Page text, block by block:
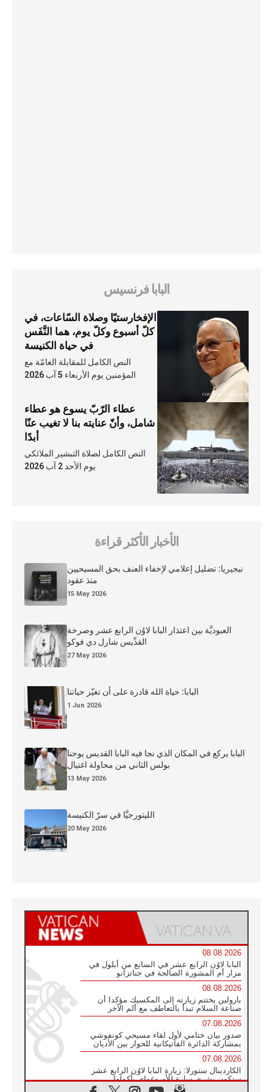
البابا فرنسيس
الإفخارستيّا وصلاة السّاعات، في
كلّ أسبوع وكلّ يوم، هما النَّفَس
في حياة الكنيسة
النص الكامل للمقابلة العامّة مع
المؤمنين يوم الأربعاء 5 آب 2026
عطاء الرّبّ يسوع هو عطاء
شامل، وأنّ عنايته بنا لا تغيب عنّا
أبدًا
النص الكامل لصلاة التبشير الملائكي
يوم الأحد 2 آب 2026
الأخبار الأكثر قراءة
نيجيريا: تضليل إعلامي لإخفاء العنف بحق المسيحيين
منذ عقود
15 May 2026
العبوديَّة بين اعتذار البابا لاوُن الرابع عشر وصرخة
القدِّيس شارل دي فوكو
27 May 2026
البابا: حياة الله قادرة على أن تغيّر حياتنا
1 Jun 2026
البابا يركع في المكان الذي نجا فيه البابا القديس يوحنا
بولس الثاني من محاولة اغتيال
13 May 2026
الليتورجيَّا في سرّ الكنيسة
20 May 2026
08.08.2026
البابا لاوُن الرابع عشر في السابع من أيلول في
مزار أم المشورة الصالحة في جناتزانو
08.08.2026
بارولين يختتم زيارته إلى المكسيك مؤكدا أن
صناعة السلام تبدأ بالتعاطف مع ألم الآخر
07.08.2026
صدور بيان ختامي لأول لقاء مسيحي كونفوشي
بمشاركة الدائرة الفاتيكانية للحوار بين الأديان
07.08.2026
الكاردينال ستورلا: زيارة البابا لاوُن الرابع عشر
ستكون بشرى سارة للأوروغواي بأكملها